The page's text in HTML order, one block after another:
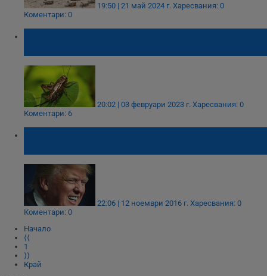
19:50 | 21 май 2024 г. Харесвания: 0
Коментари: 0
20:02 | 03 февруари 2023 г. Харесвания: 0
Коментари: 6
22:06 | 12 ноември 2016 г. Харесвания: 0
Коментари: 0
Начало
⟨⟨
1
⟩⟩
Край